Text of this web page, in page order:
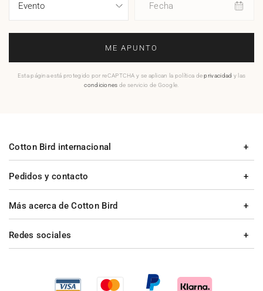
Fecha
ME APUNTO
Esta página está protegido por reCAPTCHA y se aplican la política deprivacidad y las
condiciones de servicio de Google.
Pedidos y contacto
Más acerca de Cotton Bird
Cotton Bird internacional
Redes sociales